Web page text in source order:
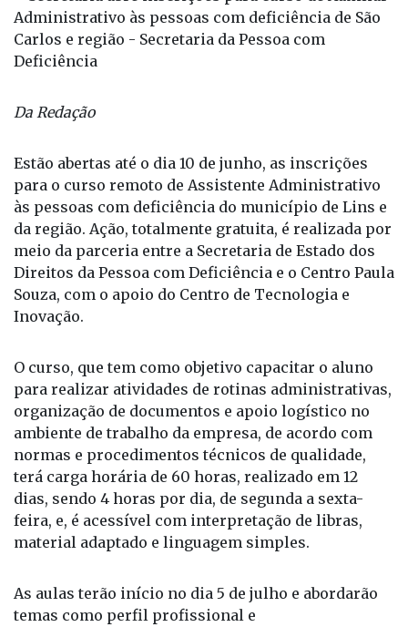
Da Redação
Estão abertas até o dia 10 de junho, as inscrições
para o curso remoto de Assistente Administrativo
às pessoas com deficiência do município de Lins e
da região. Ação, totalmente gratuita, é realizada por
meio da parceria entre a Secretaria de Estado dos
Direitos da Pessoa com Deficiência e o Centro Paula
Souza, com o apoio do Centro de Tecnologia e
Inovação.
O curso, que tem como objetivo capacitar o aluno
para realizar atividades de rotinas administrativas,
organização de documentos e apoio logístico no
ambiente de trabalho da empresa, de acordo com
normas e procedimentos técnicos de qualidade,
terá carga horária de 60 horas, realizado em 12
dias, sendo 4 horas por dia, de segunda a sexta-
feira, e, é acessível com interpretação de libras,
material adaptado e linguagem simples.
As aulas terão início no dia 5 de julho e abordarão
temas como perfil profissional e